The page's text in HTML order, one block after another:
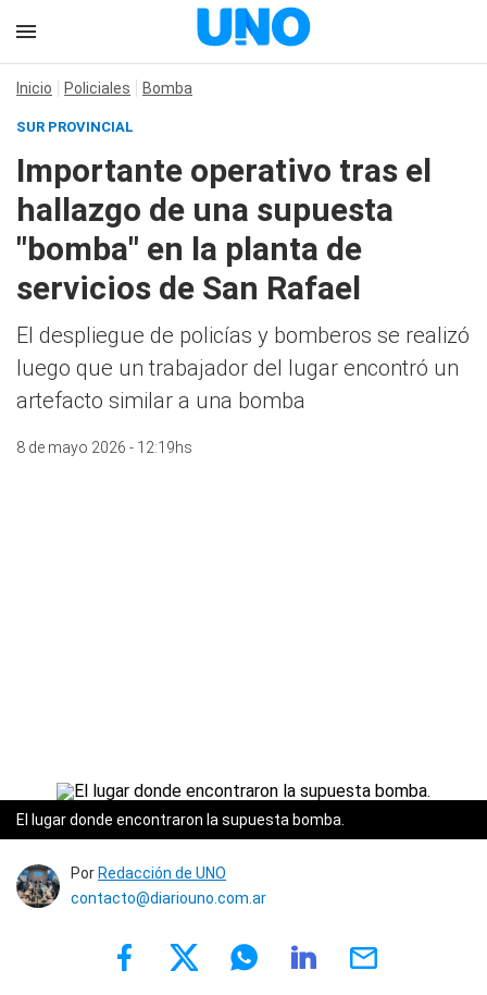
Inicio Policiales Bomba
SUR PROVINCIAL
Importante operativo tras el
hallazgo de una supuesta
"bomba" en la planta de
servicios de San Rafael
El despliegue de policías y bomberos se realizó
luego que un trabajador del lugar encontró un
artefacto similar a una bomba
8 de mayo 2026 - 12:19hs
El lugar donde encontraron la supuesta bomba.
Por Redacción de UNO
contacto@diariouno.com.ar